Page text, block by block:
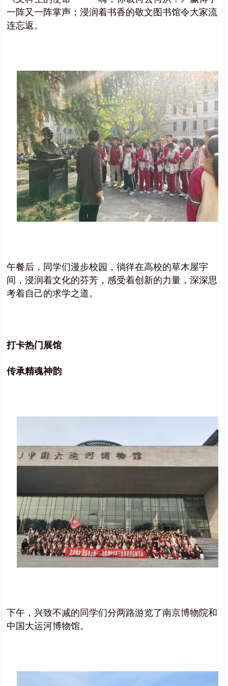
一阵又一阵掌声；浸润着书香的敬文图书馆令大家流
连忘返。
午餐后，同学们漫步校园，徜徉在高校的草木屋宇
间，浸润着文化的芬芳，感受着创新的力量，深深思
考着自己的求学之道。
打卡热门展馆
传承精魂神韵
下午，兴致不减的同学们分两路游览了南京博物院和
中国大运河博物馆。